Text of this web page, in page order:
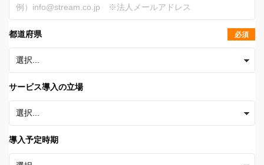
都道府県 必須
サービス導入の立場
導入予定時期